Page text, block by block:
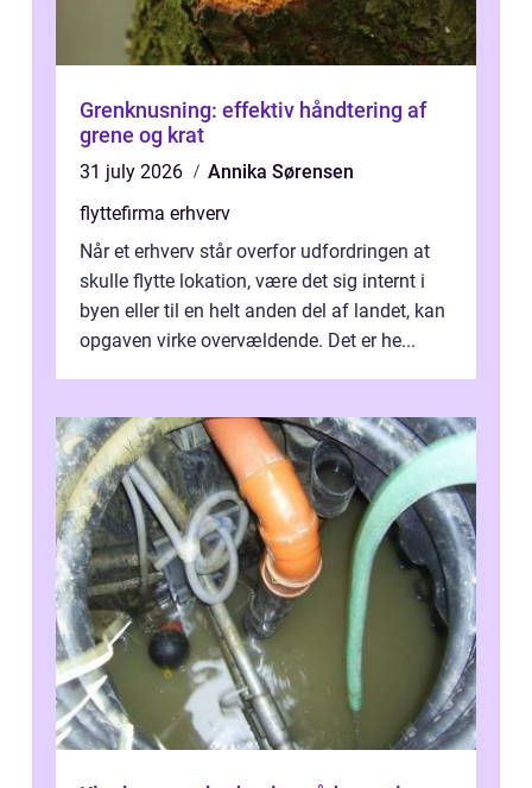
Grenknusning: effektiv håndtering af
grene og krat
31 july 2026
Annika Sørensen
flyttefirma erhverv
Når et erhverv står overfor udfordringen at
skulle flytte lokation, være det sig internt i
byen eller til en helt anden del af landet, kan
opgaven virke overvældende. Det er he...